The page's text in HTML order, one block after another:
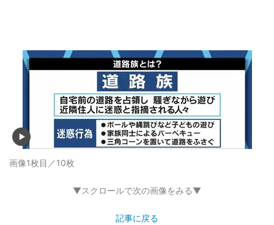
画像1枚目／10枚
▼スクロールで次の画像をみる▼
記事に戻る